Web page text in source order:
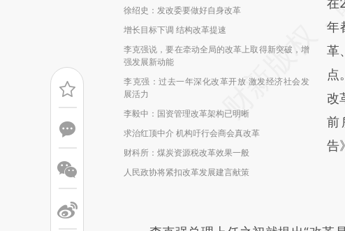
徐绍史：发改委要做好自身改革
增长目标下调 结构改革提速
李克强说，要在牵动全局的改革上取得新突破，增
强发展新动能
李克强：过去一年深化改革开放 激发经济社会发
展活力
李毅中：国资管理改革架构已明晰
求治红顶中介 机构吁行会商会真改革
财科所：煤炭资源税改革效果一般
人民政协将紧扣改革发展建言献策
而
财
比
在
年
革
点
改
前
告